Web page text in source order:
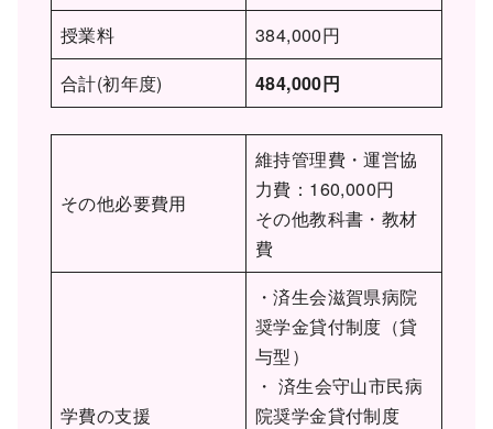
授業料
384,000円
合計(初年度)
484,000円
その他必要費用
維持管理費・運営協
力費：160,000円
その他教科書・教材
費
学費の支援
・済生会滋賀県病院
奨学金貸付制度（貸
与型）
・ 済生会守山市民病
院奨学金貸付制度